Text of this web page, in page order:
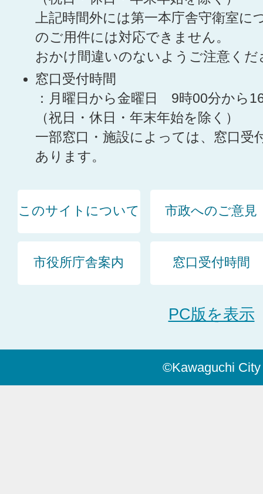
上記時間外には第一本庁舎守衛室に
のご用件には対応できません。
おかけ間違いのないようご注意くだ
窓口受付時間
：月曜日から金曜日 9時00分から
（祝日・休日・年末年始を除く）
一部窓口・施設によっては、窓口受
あります。
このサイトについて 市政へのご意見
市役所庁舎案内 窓口受付時間
PC版を表示
©Kawaguchi City